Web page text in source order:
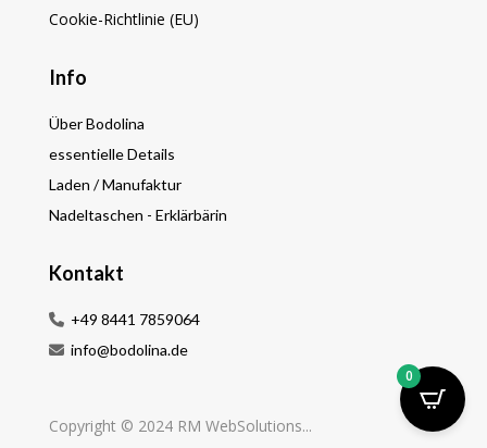
Cookie-Richtlinie (EU)
Info
Über Bodolina
essentielle Details
Laden / Manufaktur
Nadeltaschen - Erklärbärin
Kontakt
+49 8441 7859064
info@bodolina.de
Copyright © 2024 RM WebSolutions...
0